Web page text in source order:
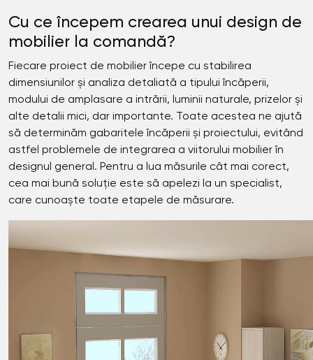
Cu ce începem crearea unui design de
mobilier la comandă?
Fiecare proiect de mobilier începe cu stabilirea
dimensiunilor și analiza detaliată a tipului încăperii,
modului de amplasare a intrării, luminii naturale, prizelor și
alte detalii mici, dar importante. Toate acestea ne ajută
să determinăm gabaritele încăperii și proiectului, evitând
astfel problemele de integrarea a viitorului mobilier în
designul general. Pentru a lua măsurile cât mai corect,
cea mai bună soluție este să apelezi la un specialist,
care cunoaște toate etapele de măsurare.